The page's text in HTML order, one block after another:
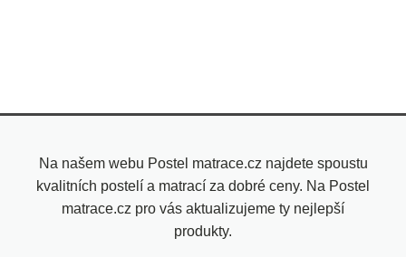
Na našem webu Postel matrace.cz najdete spoustu
kvalitních postelí a matrací za dobré ceny. Na Postel
matrace.cz pro vás aktualizujeme ty nejlepší
produkty.